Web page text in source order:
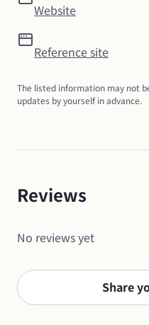
Website
Reference site
The listed information may not
updates by yourself in advance.
Reviews
No reviews yet
Share